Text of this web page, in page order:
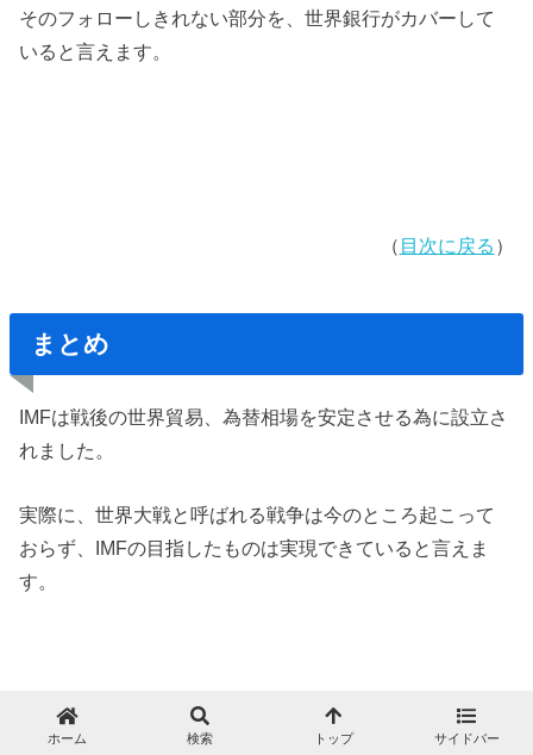
そのフォローしきれない部分を、世界銀行がカバーして
いると言えます。
（ 目次に戻る ）
まとめ
IMFは戦後の世界貿易、為替相場を安定させる為に設立さ
れました。
実際に、世界大戦と呼ばれる戦争は今のところ起こって
おらず、IMFの目指したものは実現できていると言えま
す。
ただ、ニクソンショック
をきっかけ、世界各国は変動
為替相場制へ移行し、IMF体制は終わりを告げることにな
ホーム 検索 トップ サイドバー